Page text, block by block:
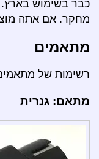
כבר בשימוש בארץ.
מחקר. אם אתה
מתאמים
רשימות של
מתאם: גנרית